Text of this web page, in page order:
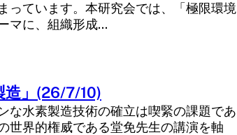
っています。本研究会では、「極限環境
マに、組織形成…
造」(26/7/10)
な水素製造技術の確立は喫緊の課題であ
世界的権威である堂免先生の講演を軸